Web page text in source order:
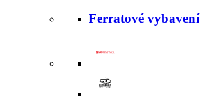
Ferratové vybavení